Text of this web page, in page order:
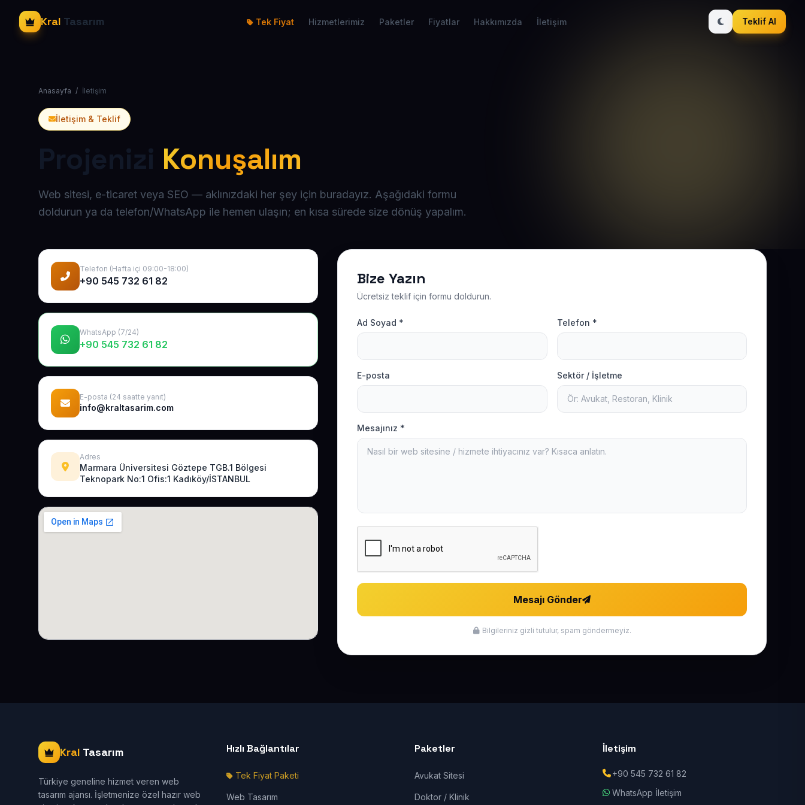
Kral Tasarım Tek Fiyat Hizmetlerimiz Paketler Fiyatlar Hakkımızda İletişim Teklif Al
Anasayfa / İletişim
İletişim & Teklif
Projenizi Konuşalım
Web sitesi, e-ticaret veya SEO — aklınızdaki her şey için buradayız. Aşağıdaki formu
doldurun ya da telefon/WhatsApp ile hemen ulaşın; en kısa sürede size dönüş yapalım.
Telefon (Hafta içi 09:00-18:00)
+90 545 732 61 82
WhatsApp (7/24)
+90 545 732 61 82
E-posta (24 saatte yanıt)
info@kraltasarim.com
Adres
Marmara Üniversitesi Göztepe TGB.1 Bölgesi
Teknopark No:1 Ofis:1 Kadıköy/İSTANBUL
Bize Yazın
Ücretsiz teklif için formu doldurun.
Ad Soyad * Telefon *
E-posta Sektör / İşletme
Mesajınız *
Mesajı Gönder
Bilgileriniz gizli tutulur, spam göndermeyiz.
Kral Tasarım
Türkiye geneline hizmet veren web
tasarım ajansı. İşletmenize özel hazır web
Hızlı Bağlantılar
Tek Fiyat Paketi
Web Tasarım
Paketler
Avukat Sitesi
Doktor / Klinik
İletişim
+90 545 732 61 82
WhatsApp İletişim